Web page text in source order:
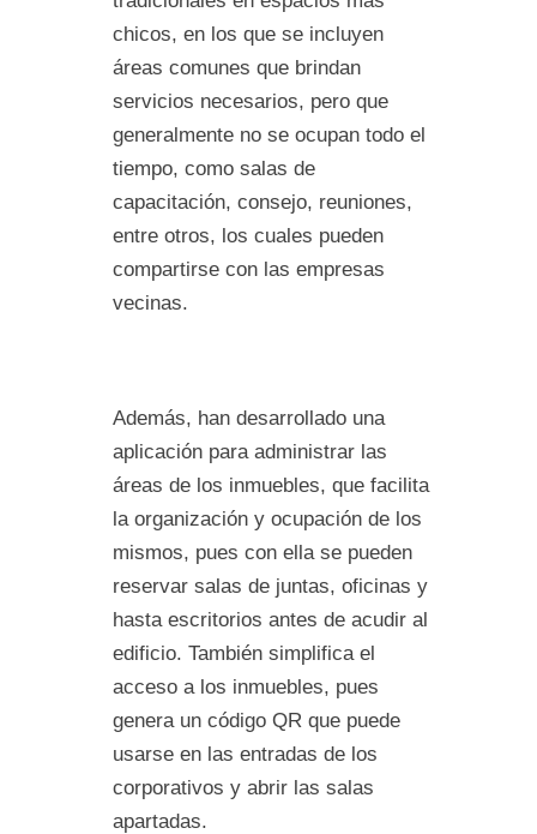
chicos, en los que se incluyen
áreas comunes que brindan
servicios necesarios, pero que
generalmente no se ocupan todo el
tiempo, como salas de
capacitación, consejo, reuniones,
entre otros, los cuales pueden
compartirse con las empresas
vecinas.
Además, han desarrollado una
aplicación para administrar las
áreas de los inmuebles, que facilita
la organización y ocupación de los
mismos, pues con ella se pueden
reservar salas de juntas, oficinas y
hasta escritorios antes de acudir al
edificio. También simplifica el
acceso a los inmuebles, pues
genera un código QR que puede
usarse en las entradas de los
corporativos y abrir las salas
apartadas.